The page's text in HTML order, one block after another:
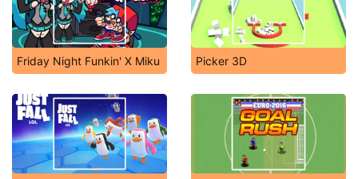
Friday Night Funkin' X Miku Picker 3D